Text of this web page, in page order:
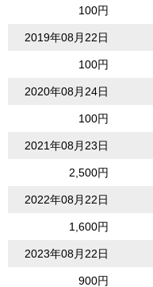
100円
2019年08月22日
100円
2020年08月24日
100円
2021年08月23日
2,500円
2022年08月22日
1,600円
2023年08月22日
900円